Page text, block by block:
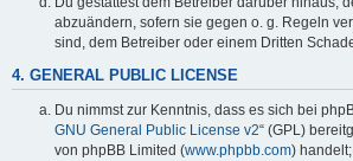
abzuändern, sofern sie gegen o. g. Regeln
sind, dem Betreiber oder einem Dritten
4. GENERAL PUBLIC LICENSE
Du nimmst zur Kenntnis, dass es sich bei
GNU General Public License v2“ (GPL)
von phpBB Limited (www.phpbb.com)